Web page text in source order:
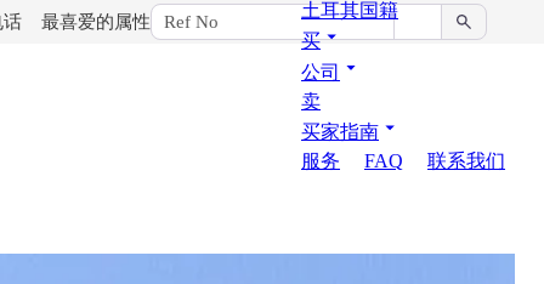
话 最喜爱的属性
土耳其国籍
买
公司
卖
买家指南
服务
FAQ 联系我们